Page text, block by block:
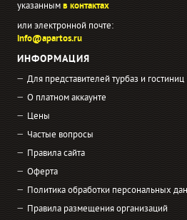
указаннымв контактах
или электронной почте:
info@apartos.ru
ИНФОРМАЦИЯ
Для представителей турбаз и гостиниц
О платном аккаунте
Цены
Частые вопросы
Правила сайта
Оферта
Политика обработки персональных
Правила размещения организаций